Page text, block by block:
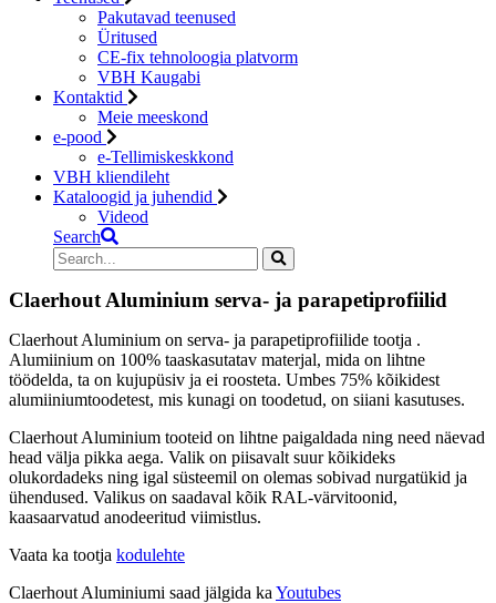
Pakutavad teenused
Üritused
CE-fix tehnoloogia platvorm
VBH Kaugabi
Kontaktid
Meie meeskond
e-pood
e-Tellimiskeskkond
VBH kliendileht
Kataloogid ja juhendid
Videod
Search
Claerhout Aluminium serva- ja parapetiprofiilid
Claerhout Aluminium on serva- ja parapetiprofiilide tootja .
Alumiinium on 100% taaskasutatav materjal, mida on lihtne
töödelda, ta on kujupüsiv ja ei roosteta. Umbes 75% kõikidest
alumiiniumtoodetest, mis kunagi on toodetud, on siiani kasutuses.
Claerhout Aluminium tooteid on lihtne paigaldada ning need näevad
head välja pikka aega. Valik on piisavalt suur kõikideks
olukordadeks ning igal süsteemil on olemas sobivad nurgatükid ja
ühendused. Valikus on saadaval kõik RAL-värvitoonid,
kaasaarvatud anodeeritud viimistlus.
Vaata ka tootja kodulehte
Claerhout Aluminiumi saad jälgida ka Youtubes